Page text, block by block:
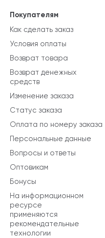
Покупателям
Как сделать заказ
Условия оплаты
Возврат товара
Возврат денежных
средств
Изменение заказа
Статус заказа
Оплата по номеру заказа
Персональные данные
Вопросы и ответы
Оптовикам
Бонусы
На информационном
ресурсе
применяются
рекомендательные
технологии